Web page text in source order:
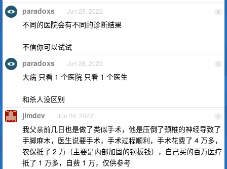
4
paradoxs Jun 28, 2022
不同的医院会有不同的诊断结果
不信你可以试试
5
paradoxs Jun 28, 2022
大病 只看 1 个医院 只看 1 个医生
和杀人没区别
6
jimdev Jun 29, 2022
我父亲前几日也是做了类似手术，他是压倒了颈椎的神经导致了
手脚麻木，医生说要手术，手术过程顺利，手术花费了 4 万多，
农保抵了 2 万（主要是内部加固的钢板钱），自己买的百万医疗
抵了 1 万多，自费 1 万，仅供参考